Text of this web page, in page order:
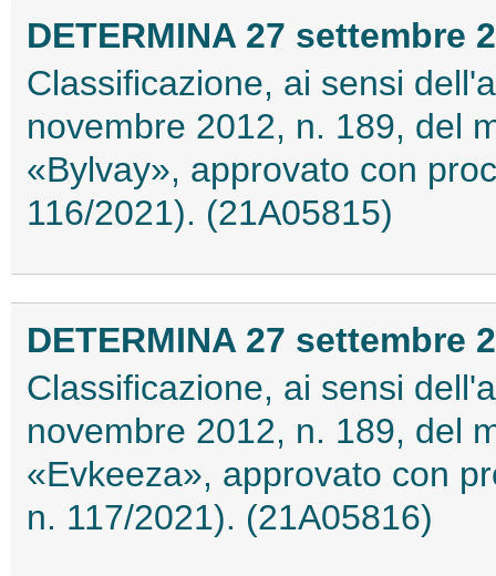
DETERMINA 27 settembre
Classificazione, ai sensi
novembre 2012, n. 189, del
«Bylvay», approvato con
116/2021). (21A05815)
DETERMINA 27 settembre
Classificazione, ai sensi
novembre 2012, n. 189, del
«Evkeeza», approvato con
n. 117/2021). (21A05816)